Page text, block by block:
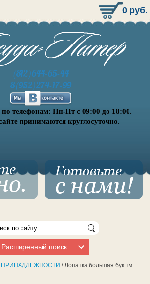
0 руб.
(812)644-65-44
8(952)274-17-99
по телефонам: Пн-Пт с 09:00 до 18:00.
принимаются круглосуточно.
Расширенный поиск
\ Лопатка большая бук тм